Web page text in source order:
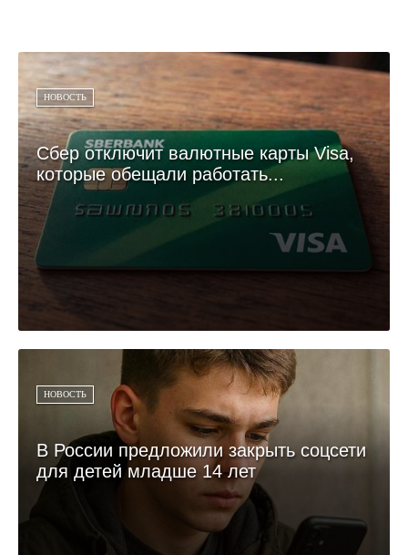
НОВОСТЬ
Сбер отключит валютные карты Visa,
которые обещали работать...
НОВОСТЬ
В России предложили закрыть соцсети
для детей младше 14 лет